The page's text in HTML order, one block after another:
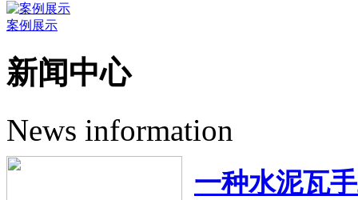
案例展示
新闻中心
News information
一种水泥瓦